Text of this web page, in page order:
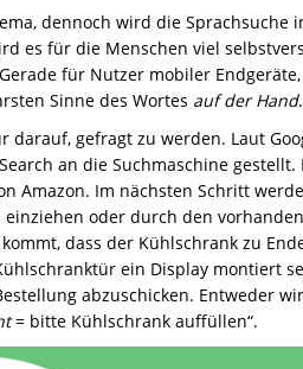
dennoch wird die Sprachsuche
es für die Menschen viel
für Nutzer mobiler
Sinne des Wortes auf der Hand.
darauf, gefragt zu werden. Laut
an die Suchmaschine gestellt.
Amazon. Im nächsten Schritt
oder durch den
dass der Kühlschrank zu
ein Display montiert
abzuschicken. Entweder
= bitte Kühlschrank auffüllen“.